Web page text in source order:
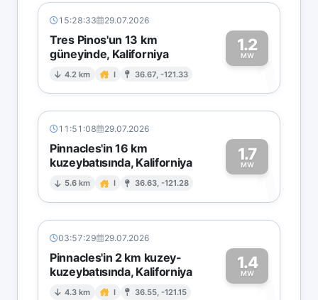
15:28:33 29.07.2026
Tres Pinos'un 13 km
güneyinde, Kaliforniya
4.2 km I 36.67, -121.33
1.2
MW1
11:51:08 29.07.2026
Pinnacles'in 16 km
kuzeybatısında, Kaliforniya
5.6 km I 36.63, -121.28
1.7
MW1
03:57:29 29.07.2026
Pinnacles'in 2 km kuzey-
kuzeybatısında, Kaliforniya
4.3 km I 36.55, -121.15
1.4
MW